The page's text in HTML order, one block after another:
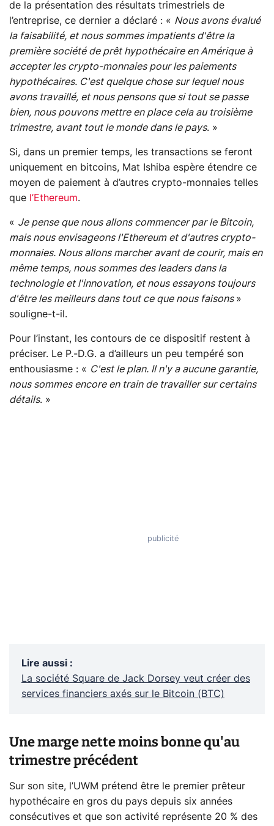
de la présentation des résultats trimestriels de
l’entreprise, ce dernier a déclaré : « Nous avons évalué
la faisabilité, et nous sommes impatients d'être la
première société de prêt hypothécaire en Amérique à
accepter les crypto-monnaies pour les paiements
hypothécaires. C'est quelque chose sur lequel nous
avons travaillé, et nous pensons que si tout se passe
bien, nous pouvons mettre en place cela au troisième
trimestre, avant tout le monde dans le pays. »
Si, dans un premier temps, les transactions se feront
uniquement en bitcoins, Mat Ishiba espère étendre ce
moyen de paiement à d’autres crypto-monnaies telles
que l’Ethereum.
« Je pense que nous allons commencer par le Bitcoin,
mais nous envisageons l'Ethereum et d'autres crypto-
monnaies. Nous allons marcher avant de courir, mais en
même temps, nous sommes des leaders dans la
technologie et l'innovation, et nous essayons toujours
d'être les meilleurs dans tout ce que nous faisons »
souligne-t-il.
Pour l’instant, les contours de ce dispositif restent à
préciser. Le P.-D.G. a d’ailleurs un peu tempéré son
enthousiasme : « C'est le plan. Il n'y a aucune garantie,
nous sommes encore en train de travailler sur certains
détails. »
Lire aussi :
La société Square de Jack Dorsey veut créer des
services financiers axés sur le Bitcoin (BTC)
Une marge nette moins bonne qu'au
trimestre précédent
Sur son site, l’UWM prétend être le premier prêteur
hypothécaire en gros du pays depuis six années
consécutives et que son activité représente 20 % des